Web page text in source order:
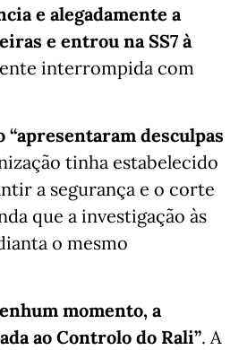
e alegadamente a
e entrou na SS7 à
interrompida com
desculpas
tinha estabelecido
a segurança e o corte
que a investigação às
o mesmo
momento, a
ao Controlo do Rali”. A